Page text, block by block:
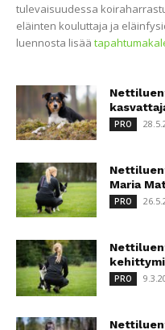
tulevaisuudessa
eläinten kouluttaja ja
luennosta lisää
PRO
Maria
PRO
PRO